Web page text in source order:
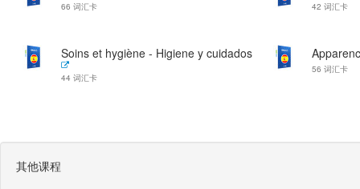
66 词汇卡 42 词汇卡
Soins et hygiène - Higiene y cuidados
44 词汇卡
56 词汇卡
其他课程